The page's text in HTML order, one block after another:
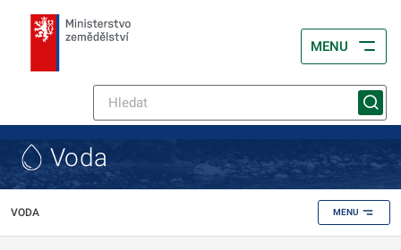
MENU
Voda
VODA MENU